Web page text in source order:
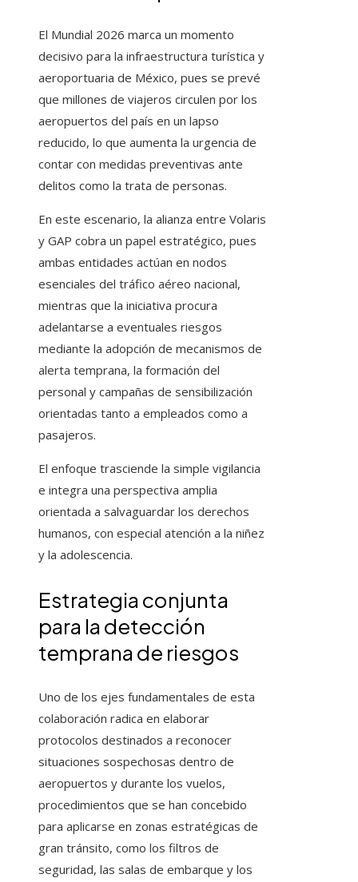
El Mundial 2026 marca un momento
decisivo para la infraestructura turística y
aeroportuaria de México, pues se prevé
que millones de viajeros circulen por los
aeropuertos del país en un lapso
reducido, lo que aumenta la urgencia de
contar con medidas preventivas ante
delitos como la trata de personas.
En este escenario, la alianza entre Volaris
y GAP cobra un papel estratégico, pues
ambas entidades actúan en nodos
esenciales del tráfico aéreo nacional,
mientras que la iniciativa procura
adelantarse a eventuales riesgos
mediante la adopción de mecanismos de
alerta temprana, la formación del
personal y campañas de sensibilización
orientadas tanto a empleados como a
pasajeros.
El enfoque trasciende la simple vigilancia
e integra una perspectiva amplia
orientada a salvaguardar los derechos
humanos, con especial atención a la niñez
y la adolescencia.
Estrategia conjunta
para la detección
temprana de riesgos
Uno de los ejes fundamentales de esta
colaboración radica en elaborar
protocolos destinados a reconocer
situaciones sospechosas dentro de
aeropuertos y durante los vuelos,
procedimientos que se han concebido
para aplicarse en zonas estratégicas de
gran tránsito, como los filtros de
seguridad, las salas de embarque y los